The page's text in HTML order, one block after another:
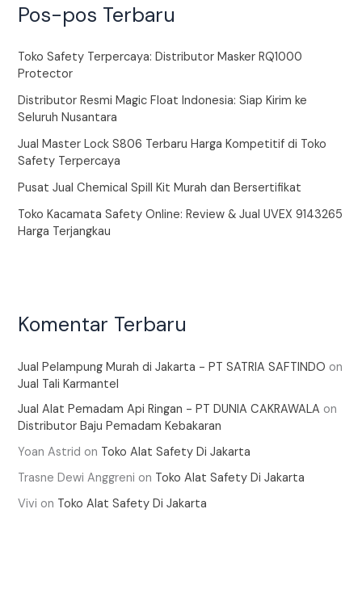
Pos-pos Terbaru
Toko Safety Terpercaya: Distributor Masker RQ1000
Protector
Distributor Resmi Magic Float Indonesia: Siap Kirim ke
Seluruh Nusantara
Jual Master Lock S806 Terbaru Harga Kompetitif di Toko
Safety Terpercaya
Pusat Jual Chemical Spill Kit Murah dan Bersertifikat
Toko Kacamata Safety Online: Review & Jual UVEX 9143265
Harga Terjangkau
Komentar Terbaru
Jual Pelampung Murah di Jakarta - PT SATRIA SAFTINDO on
Jual Tali Karmantel
Jual Alat Pemadam Api Ringan - PT DUNIA CAKRAWALA on
Distributor Baju Pemadam Kebakaran
Yoan Astrid on Toko Alat Safety Di Jakarta
Trasne Dewi Anggreni on Toko Alat Safety Di Jakarta
Vivi on Toko Alat Safety Di Jakarta